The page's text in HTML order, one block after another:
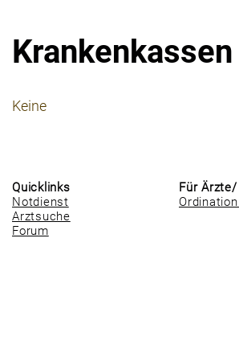
Krankenkassen
Keine
Quicklinks
Notdienst
Arztsuche
Forum
Für